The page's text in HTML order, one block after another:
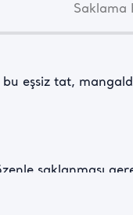
Saklama
eşsiz tat,
saklanması